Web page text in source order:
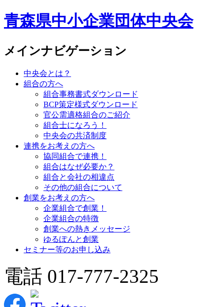
青森県中小企業団体中央会
メインナビゲーション
中央会とは？
組合の方へ
組合事務書式ダウンロード
BCP策定様式ダウンロード
官公需適格組合のご紹介
組合士になろう！
中央会の共済制度
連携をお考えの方へ
協同組合で連携！
組合はなぜ必要か？
組合と会社の相違点
その他の組合について
創業をお考えの方へ
企業組合で創業！
企業組合の特徴
創業への熱きメッセージ
ゆるぽんと創業
セミナー等のお申し込み
電話 017-777-2325